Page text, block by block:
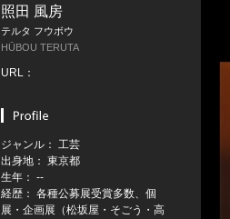
照田 風房
テルタ フウボウ
HŪBOU TERUTA
URL：
ジャンル： 工芸
出身地： 東京都
生年： --
経歴： 各種公募展受賞多数、個
展・企画展（松坂屋・そごう・高